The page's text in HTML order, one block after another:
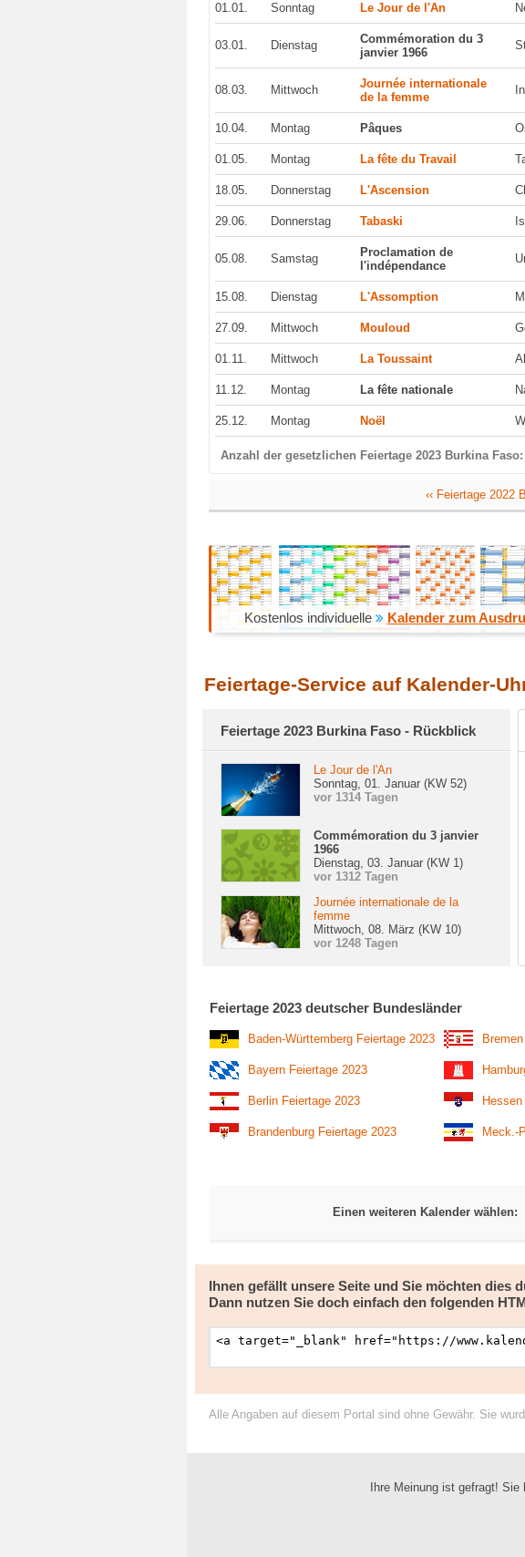
01.01. Sonntag Le Jour de l'An
03.01. Dienstag
Commémoration du 3
janvier 1966
08.03. Mittwoch
Journée internationale
de la femme
10.04. Montag Pâques
01.05. Montag La fête du Travail
18.05. Donnerstag L'Ascension
29.06. Donnerstag Tabaski
05.08. Samstag
Proclamation de
l'indépendance
15.08. Dienstag L'Assomption
27.09. Mittwoch Mouloud
01.11. Mittwoch La Toussaint
11.12. Montag La fête nationale
25.12. Montag Noël
Anzahl der gesetzlichen Feiertage 2023 Burkina Faso:
‹‹ Feiertage 2022
Kostenlos individuelle Kalender zum
Feiertage-Service auf Kalender-
Feiertage 2023 Burkina Faso - Rückblick
Le Jour de l'An
Sonntag, 01. Januar (KW 52)
vor 1314 Tagen
Commémoration du 3 janvier
1966
Dienstag, 03. Januar (KW 1)
vor 1312 Tagen
Journée internationale de la
femme
Mittwoch, 08. März (KW 10)
vor 1248 Tagen
Feiertage 2023 deutscher Bundesländer
Baden-Württemberg Feiertage 2023
Bayern Feiertage 2023
Berlin Feiertage 2023
Brandenburg Feiertage 2023 Meck.-
Einen weiteren Kalender wählen:
Ihnen gefällt unsere Seite und Sie möchten dies
Dann nutzen Sie doch einfach den folgenden
Alle Angaben auf diesem Portal sind ohne Gewähr. Sie
Ihre Meinung ist gefragt!